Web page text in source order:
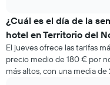
el
precio
medio
de
una
habitación
¿Cuál es el día de la
hotel en Territorio del
El jueves ofrece las tarifas
precio medio de 180 € por
más altos, con una media de